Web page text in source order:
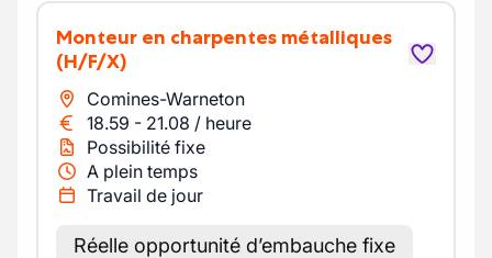
Monteur en charpentes métalliques
(H/F/X)
Comines-Warneton
18.59 - 21.08 / heure
Possibilité fixe
A plein temps
Travail de jour
Réelle opportunité d’embauche fixe